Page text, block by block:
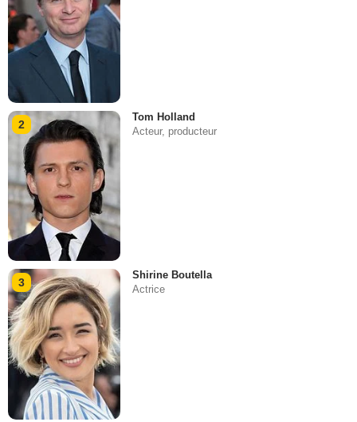
2
Tom Holland
Acteur, producteur
3
Shirine Boutella
Actrice